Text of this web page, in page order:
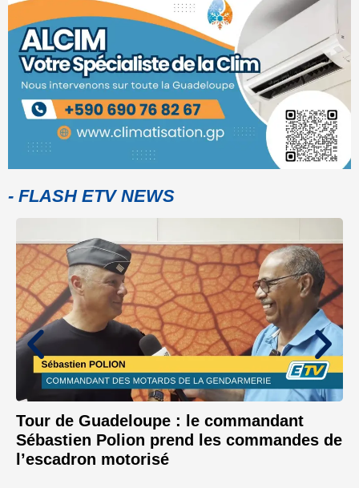
- FLASH ETV NEWS
Tour de Guadeloupe : le commandant
Sébastien Polion prend les commandes de
l’escadron motorisé